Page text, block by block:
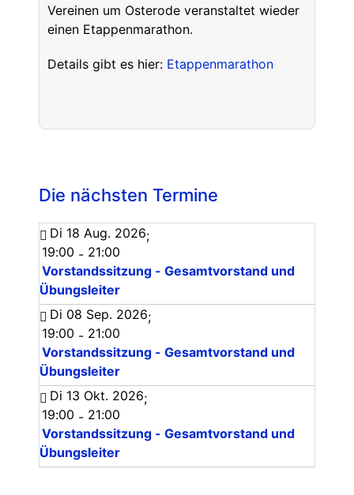
Vereinen um Osterode veranstaltet wieder
einen Etappenmarathon.
Details gibt es hier: Etappenmarathon
Die nächsten Termine
Di 18 Aug. 2026;
19:00 - 21:00
Vorstandssitzung - Gesamtvorstand und
Übungsleiter
Di 08 Sep. 2026;
19:00 - 21:00
Vorstandssitzung - Gesamtvorstand und
Übungsleiter
Di 13 Okt. 2026;
19:00 - 21:00
Vorstandssitzung - Gesamtvorstand und
Übungsleiter